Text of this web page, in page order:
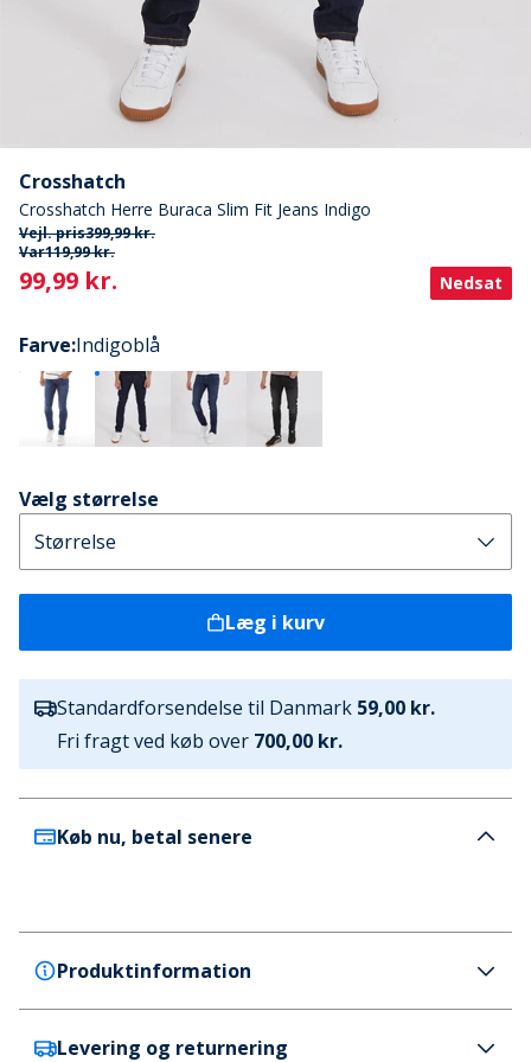
Crosshatch
Crosshatch Herre Buraca Slim Fit Jeans Indigo
Vejl. pris399,99 kr.
Var119,99 kr.
Current
99,99 kr. Nedsat
Farve:Indigoblå
Vælg størrelse
Læg i kurv
Standardforsendelse til Danmark 59,00 kr.
Fri fragt ved køb over 700,00 kr.
Køb nu, betal senere
Produktinformation
Crosshatch
Levering og returnering